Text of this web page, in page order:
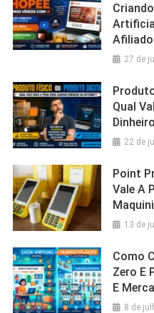
27 de
Qual
22 de
Point
Vale A
13 de
Como
Zero E
E
8 de